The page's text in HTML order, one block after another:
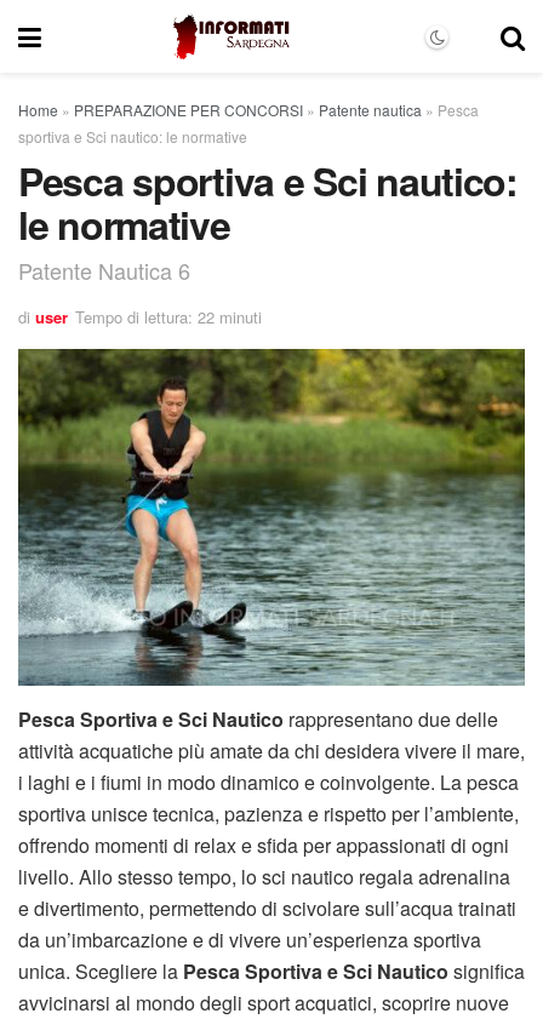
Home » PREPARAZIONE PER CONCORSI » Patente nautica » Pesca
sportiva e Sci nautico: le normative
Pesca sportiva e Sci nautico:
le normative
Patente Nautica 6
di user Tempo di lettura: 22 minuti
Pesca Sportiva e Sci Nautico rappresentano due delle
attività acquatiche più amate da chi desidera vivere il mare,
i laghi e i fiumi in modo dinamico e coinvolgente. La pesca
sportiva unisce tecnica, pazienza e rispetto per l’ambiente,
offrendo momenti di relax e sfida per appassionati di ogni
livello. Allo stesso tempo, lo sci nautico regala adrenalina
e divertimento, permettendo di scivolare sull’acqua trainati
da un’imbarcazione e di vivere un’esperienza sportiva
unica. Scegliere la Pesca Sportiva e Sci Nautico significa
avvicinarsi al mondo degli sport acquatici, scoprire nuove